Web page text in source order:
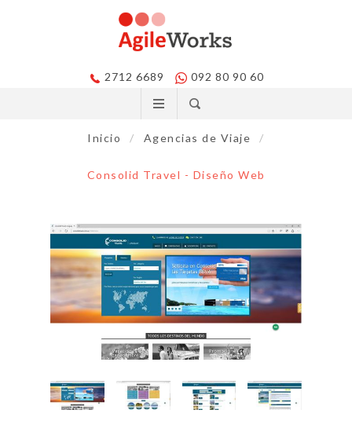
2712 6689 092 80 90 60
Inicio / Agencias de Viaje /
Consolid Travel - Diseño Web